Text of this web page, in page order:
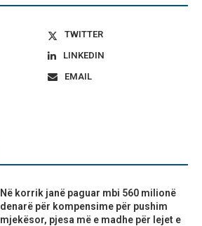
TWITTER
LINKEDIN
EMAIL
Në korrik janë paguar mbi 560 milionë
denarë për kompensime për pushim
mjekësor, pjesa më e madhe për lejet e